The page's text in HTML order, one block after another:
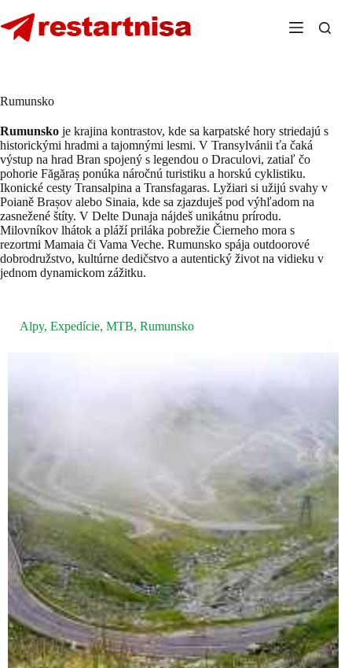
to
content
Rumunsko
Rumunsko je krajina kontrastov, kde sa karpatské hory striedajú s
historickými hradmi a tajomnými lesmi. V Transylvánii ťa čaká
výstup na hrad Bran spojený s legendou o Draculovi, zatiaľ čo
pohorie Făgăraș ponúka náročnú turistiku a horskú cyklistiku.
Ikonické cesty Transalpina a Transfagaras. Lyžiari si užijú svahy v
Poianě Brașov alebo Sinaia, kde sa zjazduješ pod výhľadom na
zasnežené štíty. V Delte Dunaja nájdeš unikátnu prírodu.
Milovníkov lhátok a pláží priláka pobrežie Čierneho mora s
rezortmi Mamaia či Vama Veche. Rumunsko spája outdoorové
dobrodružstvo, kultúrne dedičstvo a autentický život na vidieku v
jednom dynamickom zážitku.
Alpy, Expedície, MTB, Rumunsko